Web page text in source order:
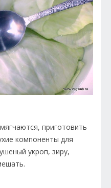
приготовить
компоненты для
укроп, зиру,